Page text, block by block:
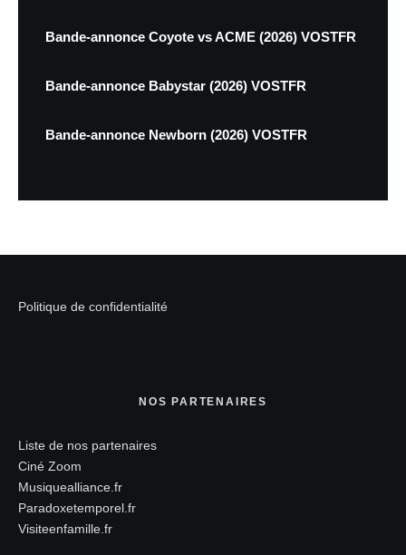
Bande-annonce Coyote vs ACME (2026) VOSTFR
Bande-annonce Babystar (2026) VOSTFR
Bande-annonce Newborn (2026) VOSTFR
Politique de confidentialité
NOS PARTENAIRES
Liste de nos partenaires
Ciné Zoom
Musiquealliance.fr
Paradoxetemporel.fr
Visiteenfamille.fr